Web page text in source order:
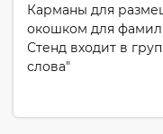
Карманы для
окошком для
Стенд входит в
слова"